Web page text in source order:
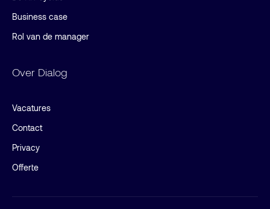
Business case
Rol van de manager
Over Dialog
Vacatures
Contact
Privacy
Offerte